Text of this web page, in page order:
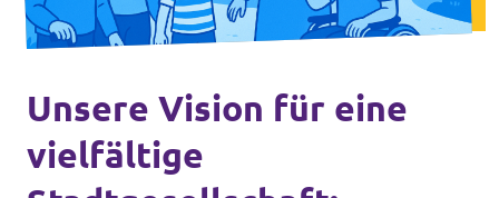
Unsere Vision für eine
vielfältige